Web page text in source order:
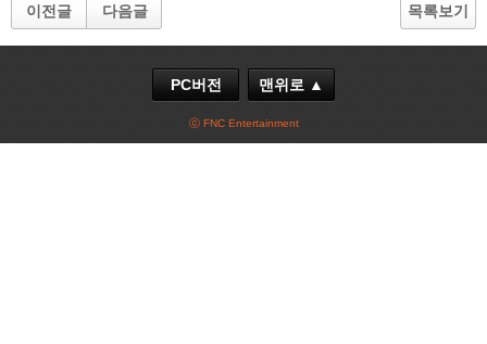
이전글 다음글 목록보기
PC버전 맨위로 ▲
ⓒ FNC Entertainment